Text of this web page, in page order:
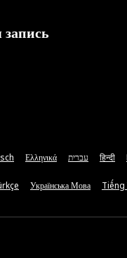
Ελληνικά עברית हिन्दी
Українська Мова Tiếng